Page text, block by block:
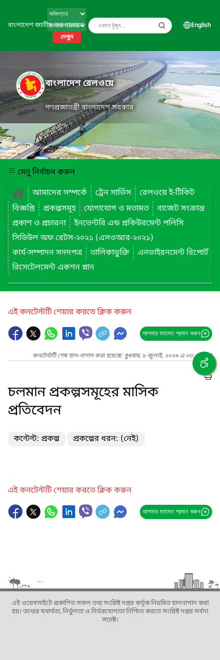
বাংলাদেশ জাতীয় তথ্য বাতায়ন
দেখুন
English
বাংলাদেশ রেলওয়ে
গণপ্রজাতন্ত্রী বাংলাদেশ সরকার
মেনু নির্বাচন করুন
আমাদের সম্পর্কে
ট্রেন সার্ভিস
রেলওয়ে ই-টিকিট
বিজ্ঞপ্তি
প্রকল্পসমূহ যোগাযোগ ও মতামত
বাজেট সংক্রান্ত
প্রকাশ ও প্রচারনা
ইনভেন্টরি এন্ড প্রকিউরমেন্ট পলিসি
সিডিউল অফ রেটস-২০২১ (এসওআর-২০২১)
কার্য-সম্পাদন সনদপত্র
তালিকাভুক্তি
এনভাইরনমেন্ট রিপোর্ট
রিসেটেলমেন্ট একশন প্লান
এই কনটেন্টটি শেয়ার করতে ক্লিক করুন
আপনার মতামত প্রদান করুন
কনটেন্টটি শেষ হাল-নাগাদ করা হয়েছে: বুধবার, ৮ জুলাই, ২০২৬ এ ০৩:১০ PM
চলমান প্রকল্পসমূহের মাসিক
প্রতিবেদন
কন্টেন্ট: প্রকল্প প্রকল্পের ধরন: (নেই)
এই কনটেন্টটি শেয়ার করতে ক্লিক করুন
আপনার মতামত প্রদান করুন
এই ওয়েবসাইটে প্রকাশিত সকল তথ্য সংশ্লিষ্ট দপ্তর কর্তৃক নিয়মিত হালনাগাদ করা
হয়। তথ্যের যথার্থতা, নির্ভুলতা ও নির্ভরযোগ্যতা নিশ্চিত করতে সংশ্লিষ্ট দপ্তর সর্বদা
সচেষ্ট।